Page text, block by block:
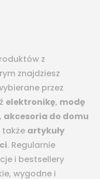
z
znajdziesz
przez
elektronikę, modę
, akcesoria do domu
także artykuły
. Regularnie
i bestsellery
wygodne i